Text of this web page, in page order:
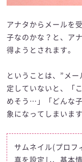
アナタからメールを
子なのかな？と、ア
得ようとされます。
ということは、”メ
定していないと、「
めそう…」「どんな
象になってしまいます
サムネイル(プロフ
真を設定し、基本